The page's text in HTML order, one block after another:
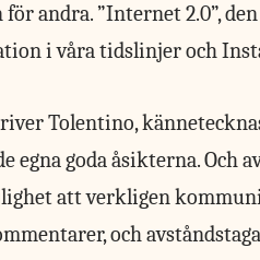
andra. ”Internet 2.0”,
i våra tidslinjer och
Tolentino,
egna goda åsikterna. Och
att verkligen
och